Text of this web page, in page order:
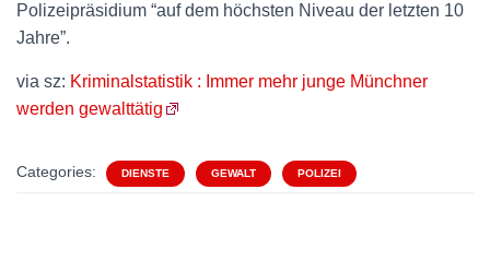
Polizeipräsidium “auf dem höchsten Niveau der letzten 10
Jahre”.
via sz: Kriminalstatistik : Immer mehr junge Münchner
werden gewalttätig
Categories: DIENSTE GEWALT POLIZEI